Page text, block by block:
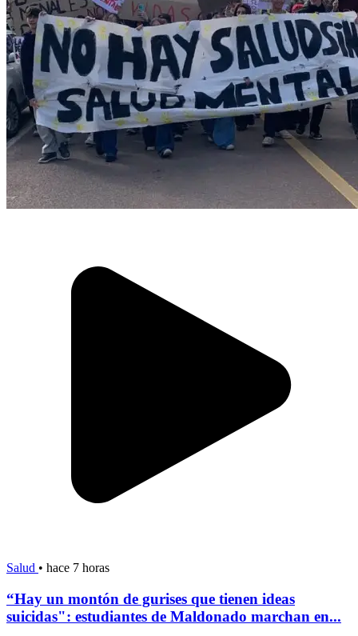
Salud • hace 7 horas
“Hay un montón de gurises que tienen ideas
suicidas": estudiantes de Maldonado marchan en...